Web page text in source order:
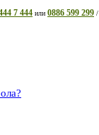
7 444 или 0886 599 299 /